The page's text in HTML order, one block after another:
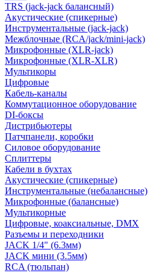
TRS (jack-jack балансный)
Акустические (спикерные)
Инструментальные (jack-jack)
Межблочные (RCA/jack/mini-jack)
Микрофонные (XLR-jack)
Микрофонные (XLR-XLR)
Мультикоры
Цифровые
Кабель-каналы
Коммутационное оборудование
DI-боксы
Дистрибьютеры
Патчпанели, коробки
Силовое оборудование
Сплиттеры
Кабели в бухтах
Акустические (спикерные)
Инструментальные (небалансные)
Микрофонные (балансные)
Мультикорные
Цифровые, коаксиальные, DMX
Разъемы и переходники
JACK 1/4" (6.3мм)
JACK мини (3.5мм)
RCA (тюльпан)